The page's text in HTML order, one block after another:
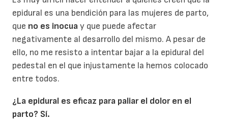
epidural es una bendición para las mujeres de parto,
que no es inocua y que puede afectar
negativamente al desarrollo del mismo. A pesar de
ello, no me resisto a intentar bajar a la epidural del
pedestal en el que injustamente la hemos colocado
entre todos.
¿La epidural es eficaz para paliar el dolor en el
parto? Sí.